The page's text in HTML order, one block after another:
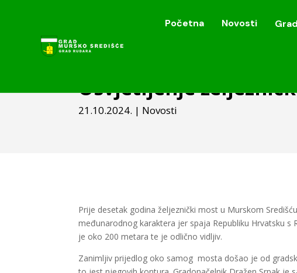
Početna Novosti Grad
Početna Novosti Grad
Osvjetljenje
21.10.2024. | Novosti
Prije desetak godina željeznički most u Murskom
međunarodnog karaktera jer spaja Republiku Hrvatsku
je oko 200 metara te je odlično vidljiv.
Zanimljiv prijedlog oko samog mosta došao je od